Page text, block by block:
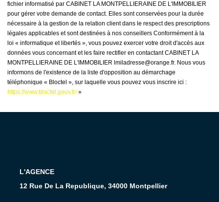
fichier informatisé par CABINET LA MONTPELLIERAINE DE L'IMMOBILIER
pour gérer votre demande de contact. Elles sont conservées pour la durée
nécessaire à la gestion de la relation client dans le respect des prescriptions
légales applicables et sont destinées à nos conseillers Conformément à la
loi « informatique et libertés », vous pouvez exercer votre droit d'accès aux
données vous concernant et les faire rectifier en contactant CABINET LA
MONTPELLIERAINE DE L'IMMOBILIER lmiladresse@orange.fr. Nous vous
informons de l'existence de la liste d'opposition au démarchage
téléphonique « Bloctel », sur laquelle vous pouvez vous inscrire ici :
https://www.bloctel.gouv.fr/»
L'AGENCE
12 Rue De La Republique, 34000 Montpellier